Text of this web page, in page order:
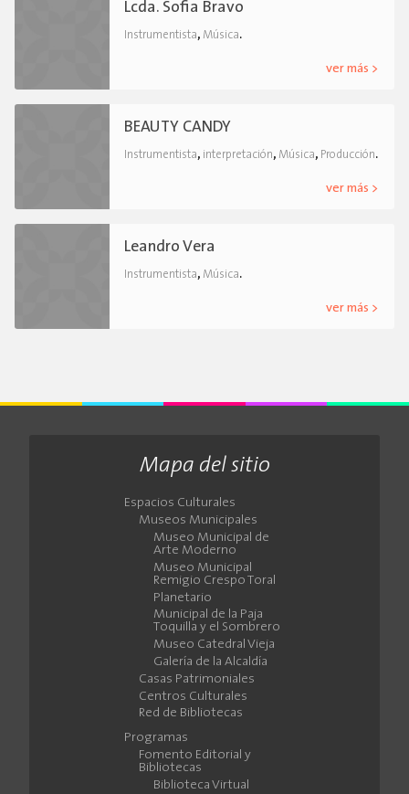
Lcda. Sofia Bravo
Instrumentista, Música.
ver más >
BEAUTY CANDY
Instrumentista, interpretación, Música, Producción.
ver más >
Leandro Vera
Instrumentista, Música.
ver más >
Mapa del sitio
Espacios Culturales
Museos Municipales
Museo Municipal de
Arte Moderno
Museo Municipal
Remigio Crespo Toral
Planetario
Municipal de la Paja
Toquilla y el Sombrero
Museo Catedral Vieja
Galería de la Alcaldía
Casas Patrimoniales
Centros Culturales
Red de Bibliotecas
Programas
Fomento Editorial y
Bibliotecas
Biblioteca Virtual